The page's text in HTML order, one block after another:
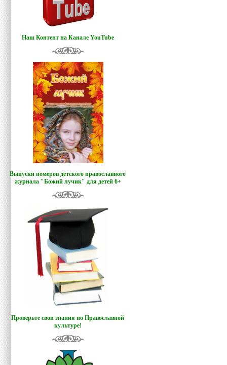
Наш Контент на Канале YouTube
Выпуски номеров детского православного
журнала "Божий лучик" для детей 6+
Проверьте свои знания по Православной
культуре!